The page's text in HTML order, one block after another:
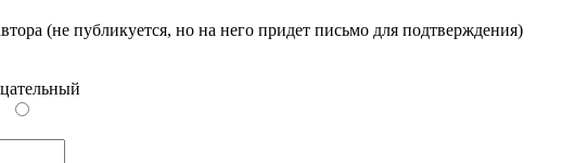
(не публикуется, но на него придет письмо для подтверждения)